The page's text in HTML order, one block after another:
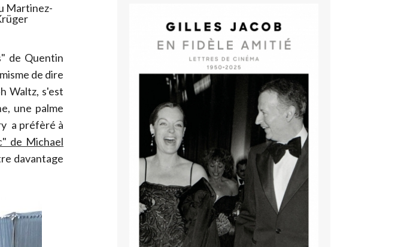
Martinez-
de Quentin
de dire
Waltz, s'est
une palme
a préfèré à
de Michael
davantage